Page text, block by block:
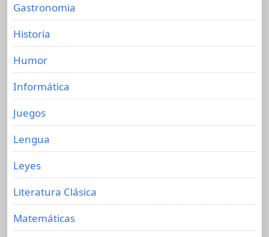
Gastronomia
Historia
Humor
Informática
Juegos
Lengua
Leyes
Literatura Clásica
Matemáticas